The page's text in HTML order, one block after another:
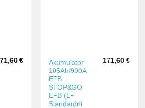
€
Akumulator
105Ah/900A
EFB
STOP&GO
EFB (L+
Standardni
171,60 €